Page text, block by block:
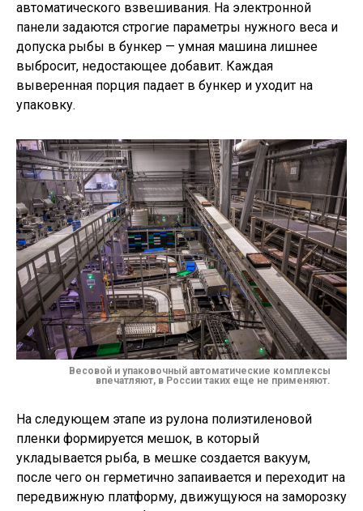
автоматического взвешивания. На электронной
панели задаются строгие параметры нужного веса и
допуска рыбы в бункер — умная машина лишнее
выбросит, недостающее добавит. Каждая
выверенная порция падает в бункер и уходит на
упаковку.
Весовой и упаковочный автоматические комплексы
впечатляют, в России таких еще не применяют.
На следующем этапе из рулона полиэтиленовой
пленки формируется мешок, в который
укладывается рыба, в мешке создается вакуум,
после чего он герметично запаивается и переходит на
передвижную платформу, движущуюся на заморозку